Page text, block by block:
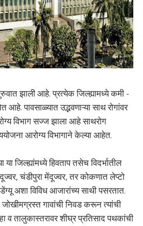
झाली आहे. प्रत्येक जिल्ह्यामध्ये कमी -
पावसाळ्यात उद्भवणाऱ्या साथ रोगांवर
विभाग सज्ज झाला आहे साथरोग
आरोग्य विभागाने केल्या आहेत.
या जिल्ह्यांमध्ये हिवताप तसेच विदर्भातील
चंडीपुरा मेंदूज्वर, तर कोकणात लेप्टो
अशा विविध आजारांच्य साथी पसरतात.
जोखीमग्रस्त गावांची निवड करून त्यांची
व तालुकास्तरावर शीघ्र प्रतिसाद पथकांची